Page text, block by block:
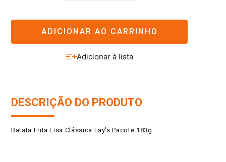
ADICIONAR AO CARRINHO
DESCRIÇÃO DO PRODUTO
Batata Frita Lisa Clássica Lay's Pacote 183g